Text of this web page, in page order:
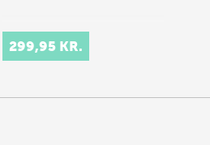
299,95 KR.